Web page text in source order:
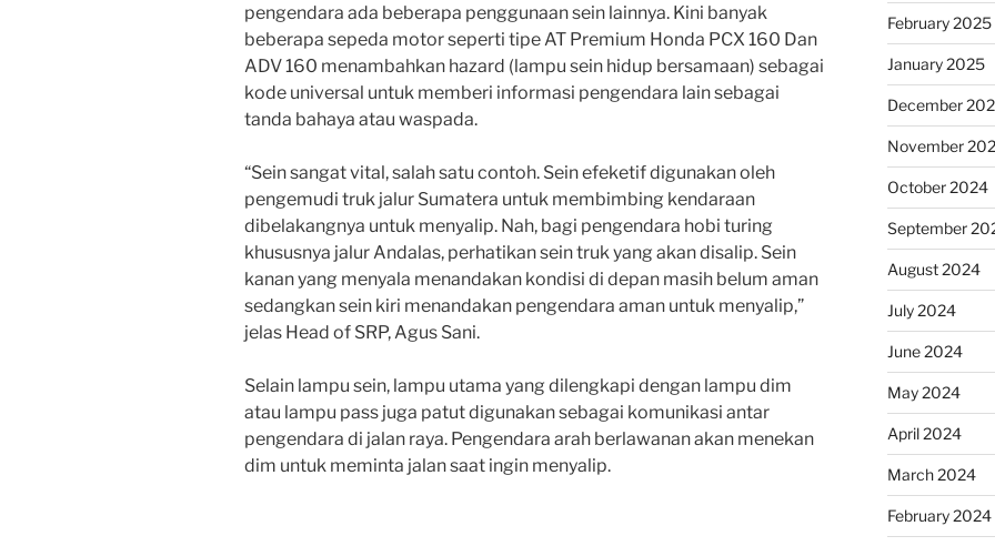
pengendara ada beberapa penggunaan sein lainnya. Kini banyak
beberapa sepeda motor seperti tipe AT Premium Honda PCX 160 Dan
ADV 160 menambahkan hazard (lampu sein hidup bersamaan) sebagai
kode universal untuk memberi informasi pengendara lain sebagai
tanda bahaya atau waspada.
“Sein sangat vital, salah satu contoh. Sein efeketif digunakan oleh
pengemudi truk jalur Sumatera untuk membimbing kendaraan
dibelakangnya untuk menyalip. Nah, bagi pengendara hobi turing
khususnya jalur Andalas, perhatikan sein truk yang akan disalip. Sein
kanan yang menyala menandakan kondisi di depan masih belum aman
sedangkan sein kiri menandakan pengendara aman untuk menyalip,”
jelas Head of SRP, Agus Sani.
Selain lampu sein, lampu utama yang dilengkapi dengan lampu dim
atau lampu pass juga patut digunakan sebagai komunikasi antar
pengendara di jalan raya. Pengendara arah berlawanan akan menekan
dim untuk meminta jalan saat ingin menyalip.
February 2025
January 2025
December
November
October 2024
September
August 2024
July 2024
June 2024
May 2024
April 2024
March 2024
February 2024